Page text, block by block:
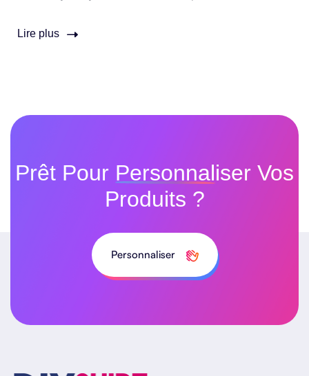
Lire plus
Prêt Pour Personnaliser Vos
Produits ?
Personnaliser